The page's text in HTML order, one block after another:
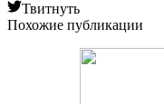
Твитнуть
Похожие публикации